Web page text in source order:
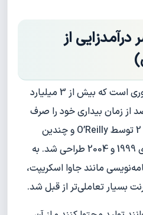
(عصر درآمدزایی از
وب نسل 2 (Web 2.0) فناوری است که بیش از 3 میلیارد
جهان، حدود 80 درصد از زمان بیداری خود را صرف
استفاده از آن می‌کنند. وب 2 توسط O’Reilly و چندین
دانشمند دیگر بین سال‌های 1999 و 2004 طراحی شد. به
مانند جاوا اسکریپت،